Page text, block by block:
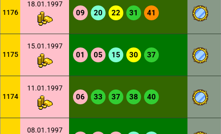
1176
18.01.1997
09 20 22 31 41
1175
15.01.1997
01 05 15 30 37
1174
11.01.1997
06 33 37 38 40
08.01.1997